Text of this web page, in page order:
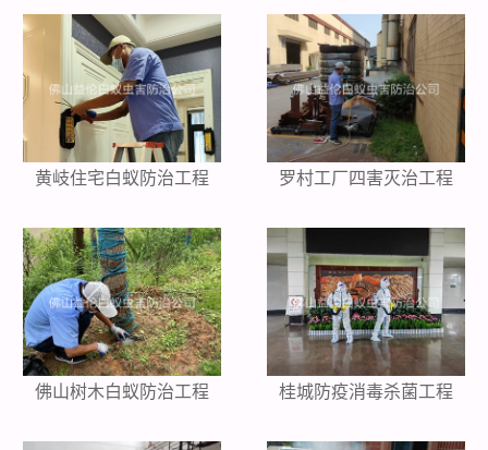
黄岐住宅白蚁防治工程 罗村工厂四害灭治工程
佛山树木白蚁防治工程 桂城防疫消毒杀菌工程